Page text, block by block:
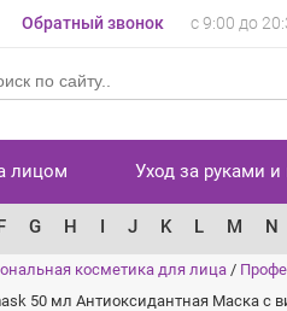
Обратный звонок с 9:00 до
лицом Уход за руками и
G H I J K L M N
косметика для лица /
50 мл Антиоксидантная Маска с